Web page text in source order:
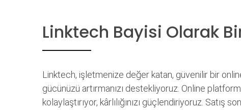
Linktech Bayisi Olarak
Linktech, işletmenize değer katan, güvenilir bir
gücünüzü artırmanızı destekliyoruz. Online
kolaylaştırıyor, kârlılığınızı güçlendiriyoruz. Satış